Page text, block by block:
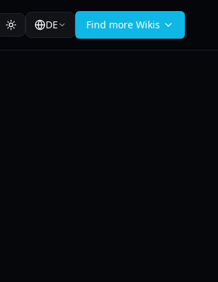
DE Find more Wikis